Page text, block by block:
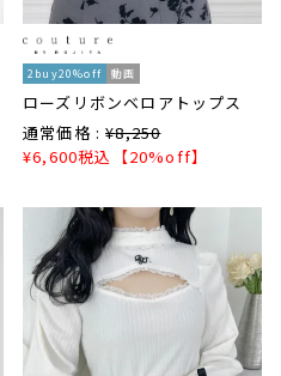
2buy20%off 動画
ローズリボンベロアトップス
通常価格 : ¥8,250
¥6,600税込 【20%off】